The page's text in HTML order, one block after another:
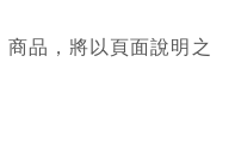
品，將以頁面說明之